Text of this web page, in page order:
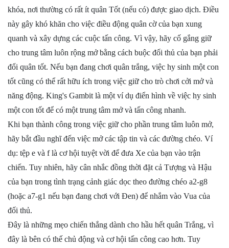
khóa, nơi thường có rất ít quân Tốt (nếu có) được giao dịch. Điều
này gây khó khăn cho việc điều động quân cờ của bạn xung
quanh và xây dựng các cuộc tấn công. Vì vậy, hãy cố gắng giữ
cho trung tâm luôn rộng mở bằng cách buộc đối thủ của bạn phải
đổi quân tốt. Nếu bạn đang chơi quân trắng, việc hy sinh một con
tốt cũng có thể rất hữu ích trong việc giữ cho trò chơi cởi mở và
năng động. King's Gambit là một ví dụ điển hình về việc hy sinh
một con tốt để có một trung tâm mở và tấn công nhanh.
Khi bạn thành công trong việc giữ cho phần trung tâm luôn mở,
hãy bắt đầu nghĩ đến việc mở các tập tin và các đường chéo. Ví
dụ: tệp e và f là cơ hội tuyệt vời để đưa Xe của bạn vào trận
chiến. Tuy nhiên, hãy cân nhắc đồng thời đặt cả Tượng và Hậu
của bạn trong tình trạng cảnh giác dọc theo đường chéo a2-g8
(hoặc a7-g1 nếu bạn đang chơi với Đen) để nhắm vào Vua của
đối thủ.
Đây là những mẹo chiến thắng dành cho hầu hết quân Trắng, vì
đây là bên có thế chủ động và cơ hội tấn công cao hơn. Tuy